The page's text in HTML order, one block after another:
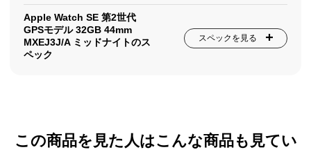
Apple Watch SE 第2世代
GPSモデル 32GB 44mm
MXEJ3J/A ミッドナイトのス
ペック
スペックを見る
この商品を見た人はこんな商品も見てい